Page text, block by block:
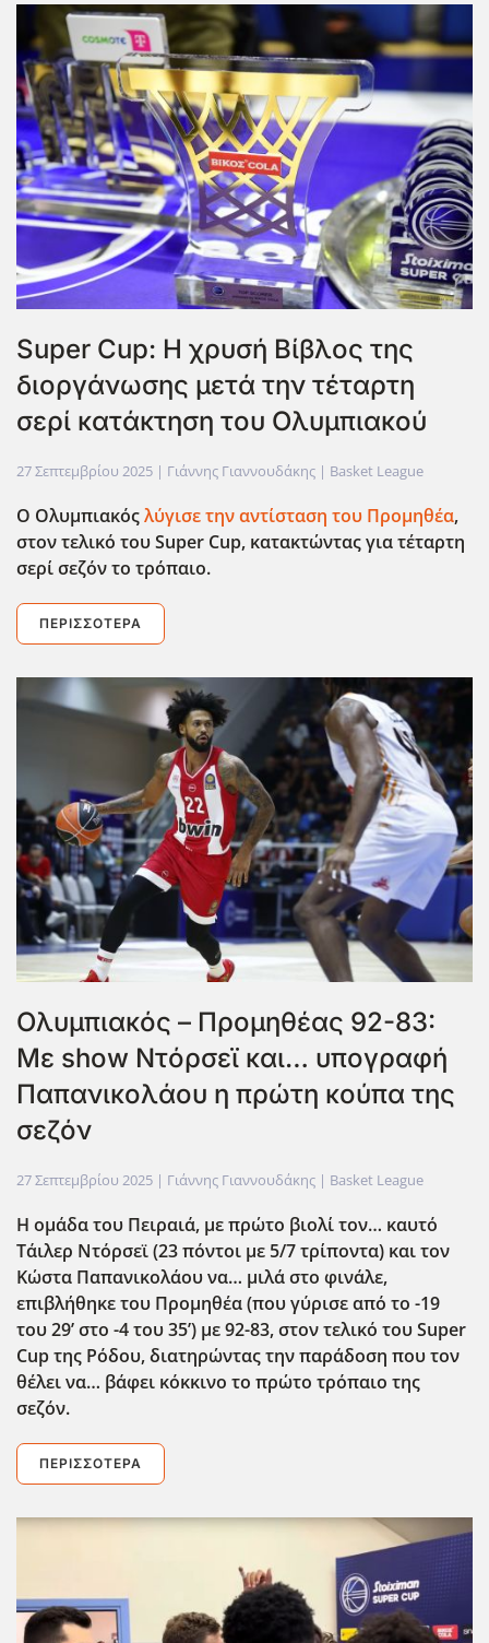
Super Cup: Η χρυσή Βίβλος της
διοργάνωσης μετά την τέταρτη
σερί κατάκτηση του Ολυμπιακού
27 Σεπτεμβρίου 2025 | Γιάννης Γιαννουδάκης | Basket League
Ο Ολυμπιακόςλύγισε την αντίσταση του Προμηθέα,
στον τελικό του Super Cup, κατακτώντας για τέταρτη
σερί σεζόν το τρόπαιο.
ΠΕΡΙΣΣΌΤΕΡΑ
Ολυμπιακός – Προμηθέας 92-83:
Με show Ντόρσεϊ και… υπογραφή
Παπανικολάου η πρώτη κούπα της
σεζόν
27 Σεπτεμβρίου 2025 | Γιάννης Γιαννουδάκης | Basket League
Η ομάδα του Πειραιά, με πρώτο βιολί τον… καυτό
Τάιλερ Ντόρσεϊ (23 πόντοι με 5/7 τρίποντα) και τον
Κώστα Παπανικολάου να… μιλά στο φινάλε,
επιβλήθηκε του Προμηθέα (που γύρισε από το -19
του 29’ στο -4 του 35’) με 92-83, στον τελικό του Super
Cupτης Ρόδου, διατηρώντας την παράδοση που τον
θέλει να… βάφει κόκκινο το πρώτο τρόπαιο της
σεζόν.
ΠΕΡΙΣΣΌΤΕΡΑ